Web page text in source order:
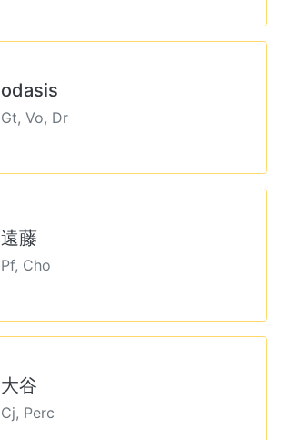
odasis
Gt, Vo, Dr
遠藤
Pf, Cho
大谷
Cj, Perc